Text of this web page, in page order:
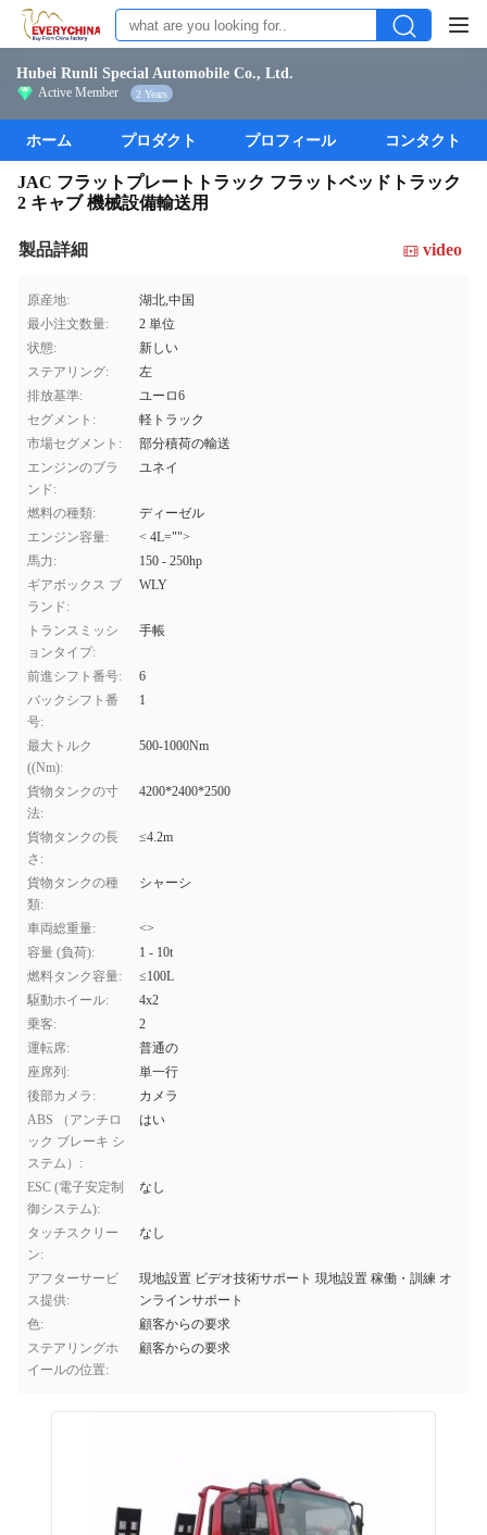
Hubei Runli Special Automobile Co., Ltd.
Active Member 2 Years
ホーム プロダクト プロフィール コンタクト
JAC フラットプレートトラック フラットベッドトラック
2 キャブ 機械設備輸送用
製品詳細 video
原産地:
湖北,中国
最小注文数量:
2 単位
状態:
新しい
ステアリング:
左
排放基準:
ユーロ6
セグメント:
軽トラック
市場セグメント:
部分積荷の輸送
エンジンのブラ
ンド:
ユネイ
燃料の種類:
ディーゼル
エンジン容量:
< 4L="">
馬力:
150 - 250hp
ギアボックス ブ
ランド:
WLY
トランスミッシ
ョンタイプ:
手帳
前進シフト番号:
6
バックシフト番
号:
1
最大トルク
((Nm):
500-1000Nm
貨物タンクの寸
法:
4200*2400*2500
貨物タンクの長
さ:
≤4.2m
貨物タンクの種
類:
シャーシ
車両総重量:
<>
容量 (負荷):
1 - 10t
燃料タンク容量:
≤100L
駆動ホイール:
4x2
乗客:
2
運転席:
普通の
座席列:
単一行
後部カメラ:
カメラ
ABS （アンチロ
ック ブレーキ シ
ステム）:
はい
ESC (電子安定制
御システム):
なし
タッチスクリー
ン:
なし
アフターサービ
ス提供:
現地設置 ビデオ技術サポート 現地設置 稼働・訓練 オ
ンラインサポート
色:
顧客からの要求
ステアリングホ
イールの位置:
顧客からの要求